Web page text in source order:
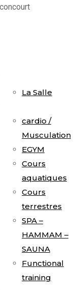
La Salle
cardio /
Musculation
EGYM
Cours
aquatiques
Cours
terrestres
SPA –
HAMMAM –
SAUNA
Functional
training